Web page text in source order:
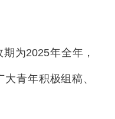
为2025年全年，
青年积极组稿、